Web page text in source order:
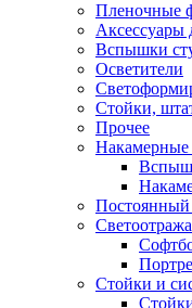
Пленочные
Аксессуары
Вспышки
Осветители
Стойки,
Прочее
Накамерные
Постоянный
Стойки и